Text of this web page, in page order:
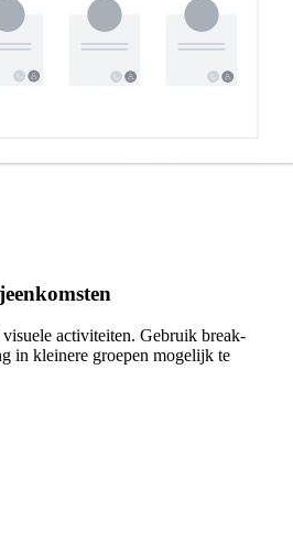
activiteiten. Gebruik break-
in kleinere groepen mogelijk te